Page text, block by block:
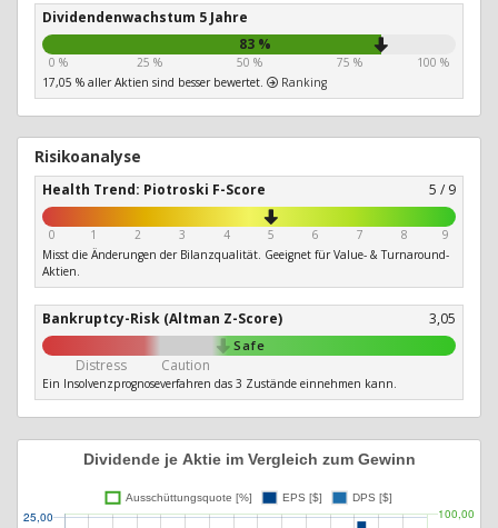
Dividendenwachstum 5 Jahre
83 %
0 % 25 % 50 % 75 %
100 %
17,05 % aller Aktien sind besser bewertet.
Ranking
Risikoanalyse
Health Trend: Piotroski F-Score 5 / 9
0 1 2 3 4 5 6 7 8
9
Misst die Änderungen der Bilanzqualität. Geeignet für Value- & Turnaround-
Aktien.
Bankruptcy-Risk (Altman Z-Score) 3,05
Safe
Distress Caution
Ein Insolvenzprognoseverfahren das 3 Zustände einnehmen kann.